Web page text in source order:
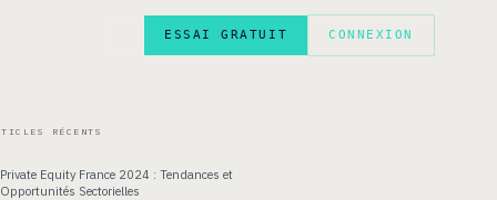
ESSAI GRATUIT CONNEXION
RÉCENTS
Private Equity France 2024 : Tendances et
Opportunités Sectorielles